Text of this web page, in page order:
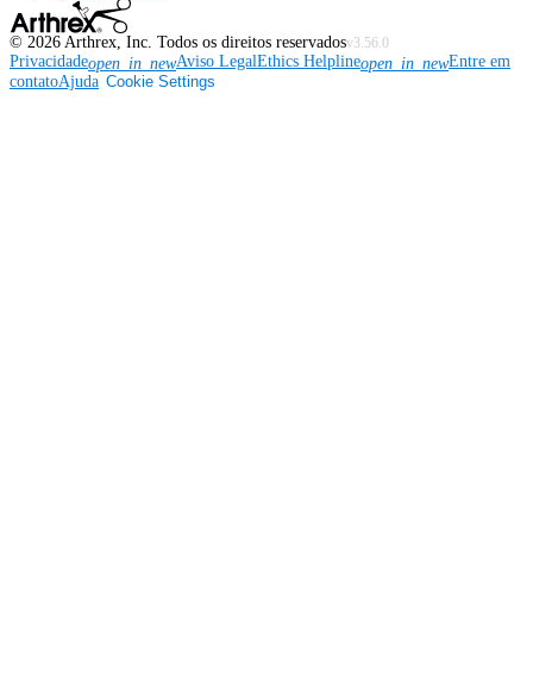
© 2026 Arthrex, Inc. Todos os direitos reservadosv3.56.0
Privacidadeopen_in_newAviso LegalEthics Helplineopen_in_newEntre em
contatoAjuda Cookie Settings